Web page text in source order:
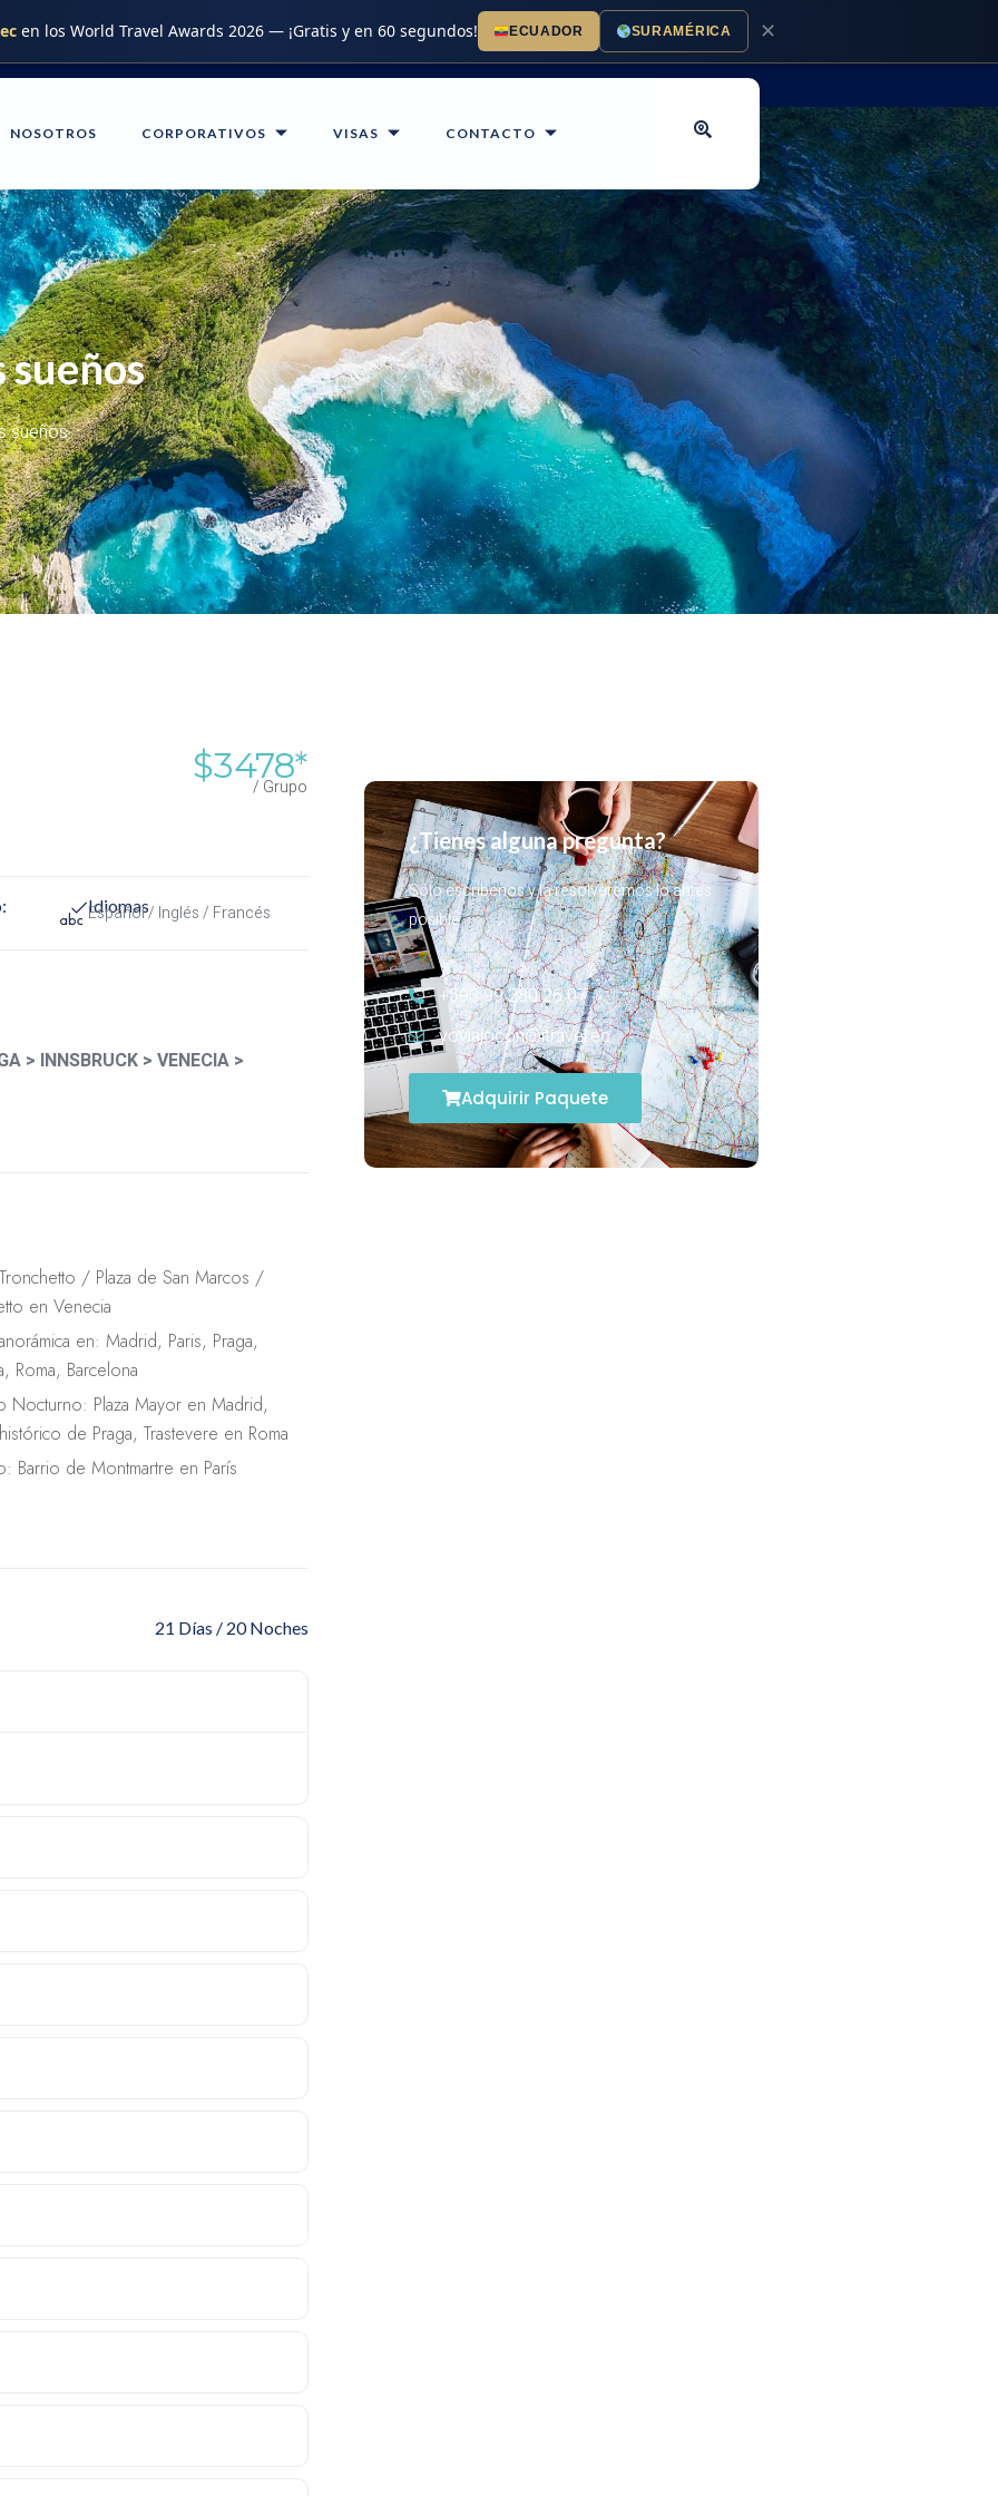
NOSOTROS CORPORATIVOS VISAS CONTACTO
sueños
sueños
$3478*
/ Grupo
Idiomas
Español / Inglés / Francés
> INNSBRUCK > VENECIA >
/ Plaza de San Marcos /
en Venecia
en: Madrid, Paris, Praga,
Roma, Barcelona
Nocturno: Plaza Mayor en Madrid,
de Praga, Trastevere en Roma
Barrio de Montmartre en París
21 Días / 20 Noches
¿Tienes alguna pregunta?
Sólo escribenos y la resolveremos lo antes
posible
+593 99 280 26 07
yoviajocon@itravel.ec
Adquirir Paquete
en los World Travel Awards 2026 — ¡Gratis y en 60 segundos! ECUADOR SURAMÉRICA ✕